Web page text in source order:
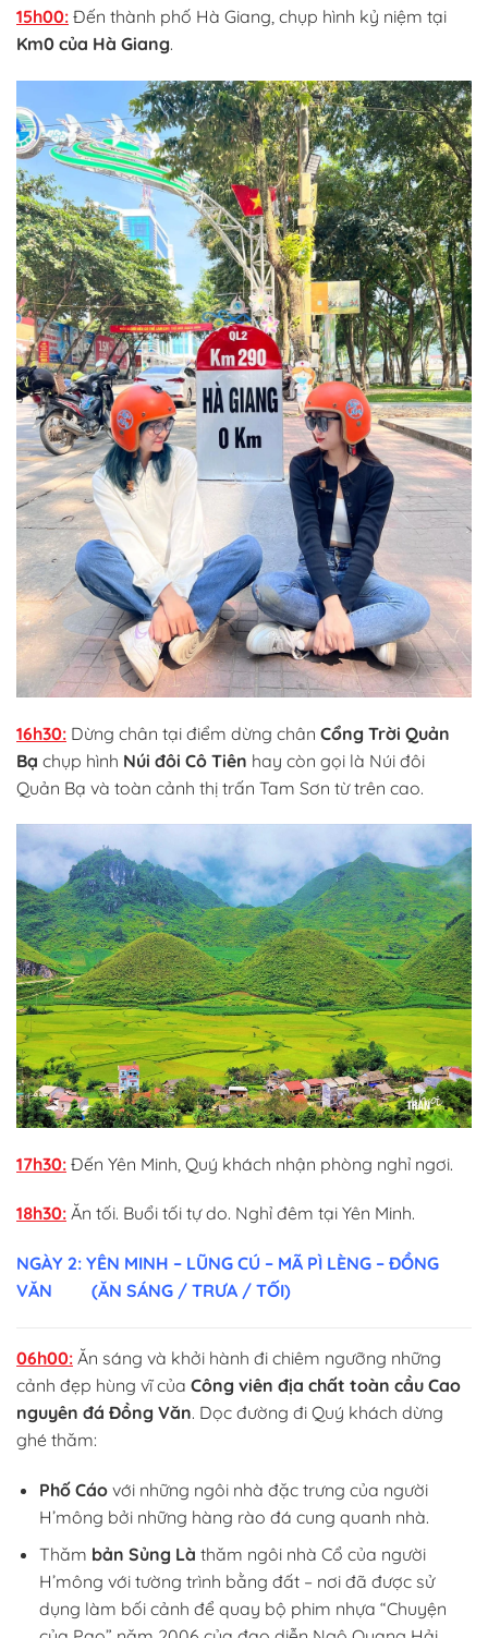
15h00: Đến thành phố Hà Giang, chụp hình kỷ niệm tại
Km0 của Hà Giang.
16h30: Dừng chân tại điểm dừng chân Cổng Trời Quản
Bạ chụp hình Núi đôi Cô Tiên hay còn gọi là Núi đôi
Quản Bạ và toàn cảnh thị trấn Tam Sơn từ trên cao.
17h30: Đến Yên Minh, Quý khách nhận phòng nghỉ ngơi.
18h30: Ăn tối. Buổi tối tự do. Nghỉ đêm tại Yên Minh.
NGÀY 2: YÊN MINH – LŨNG CÚ – MÃ PÌ LÈNG – ĐỒNG
VĂN
(ĂN SÁNG / TRƯA / TỐI)
06h00: Ăn sáng và khởi hành đi chiêm ngưỡng những
cảnh đẹp hùng vĩ của Công viên địa chất toàn cầu Cao
nguyên đá Đồng Văn. Dọc đường đi Quý khách dừng
ghé thăm:
Phố Cáovới những ngôi nhà đặc trưng của người
H’mông bởi những hàng rào đá cung quanh nhà.
Thăm bản Sủng Là thăm ngôi nhà Cổ của người
H’mông với tường trình bằng đất – nơi đã được sử
dụng làm bối cảnh để quay bộ phim nhựa “Chuyện